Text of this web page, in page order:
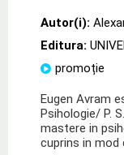
Autor(i):
Editura:
promoție
Eugen Avram
Psihologie/ P.
mastere in
cuprins in mod